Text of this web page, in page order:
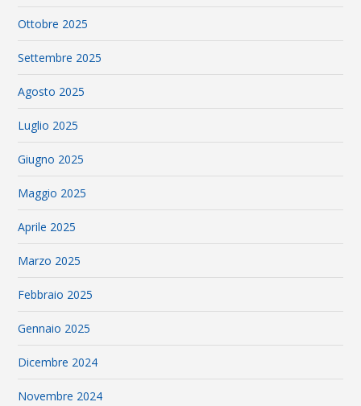
Ottobre 2025
Settembre 2025
Agosto 2025
Luglio 2025
Giugno 2025
Maggio 2025
Aprile 2025
Marzo 2025
Febbraio 2025
Gennaio 2025
Dicembre 2024
Novembre 2024